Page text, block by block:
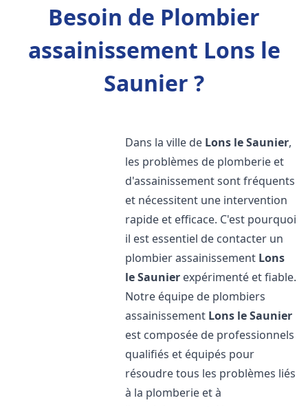
Besoin de Plombier
assainissement Lons le
Saunier ?
Dans la ville de Lons le Saunier,
les problèmes de plomberie et
d'assainissement sont fréquents
et nécessitent une intervention
rapide et efficace. C'est pourquoi
il est essentiel de contacter un
plombier assainissement Lons
le Saunier expérimenté et fiable.
Notre équipe de plombiers
assainissement Lons le Saunier
est composée de professionnels
qualifiés et équipés pour
résoudre tous les problèmes liés
à la plomberie et à